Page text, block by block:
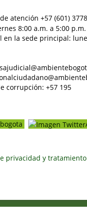
atención +57 (601)
8:00 a.m. a 5:00 p.m.
la sede principal:
corrupción: +57 195
privacidad y